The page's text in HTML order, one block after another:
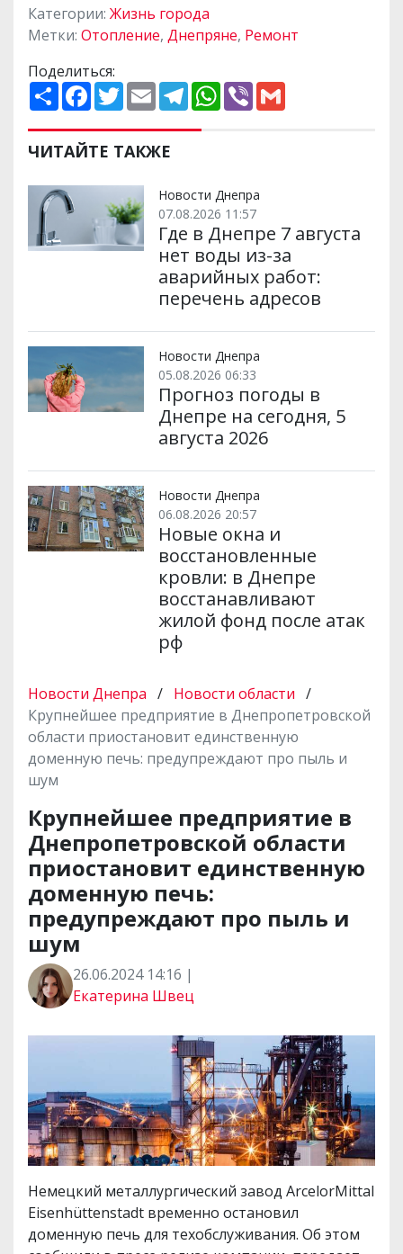
Категории: Жизнь города
Метки: Отопление, Днепряне, Ремонт
Поделиться:
П
о
и
р
и
и
F
a
e
b
o
k
T
w
t
t
e
E
m
i
l
T
e
e
m
W
h
p
V
ЧИТАЙТЕ ТАКЖЕ
Новости Днепра
07.08.2026 11:57
Где в Днепре 7 августа
нет воды из-за
аварийных работ:
перечень адресов
Новости Днепра
05.08.2026 06:33
Прогноз погоды в
Днепре на сегодня, 5
августа 2026
Новости Днепра
06.08.2026 20:57
Новые окна и
восстановленные
кровли: в Днепре
восстанавливают
жилой фонд после атак
рф
Новости Днепра / Новости области /
Крупнейшее предприятие в Днепропетровской
области приостановит единственную
доменную печь: предупреждают про пыль и
шум
Крупнейшее предприятие в
Днепропетровской области
приостановит единственную
доменную печь:
предупреждают про пыль и
шум
26.06.2024 14:16 |
Екатерина Швец
Немецкий металлургический завод ArcelorMittal
Eisenhüttenstadt временно остановил
доменную печь для техобслуживания. Об этом